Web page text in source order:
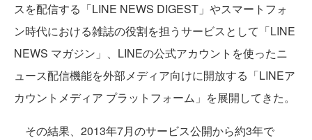
スを配信する「LINE NEWS DIGEST」やスマートフォ
ン時代における雑誌の役割を担うサービスとして「LINE
NEWS マガジン」、LINEの公式アカウントを使ったニ
ュース配信機能を外部メディア向けに開放する「LINEア
カウントメディア プラットフォーム」を展開してきた。
その結果、2013年7月のサービス公開から約3年で